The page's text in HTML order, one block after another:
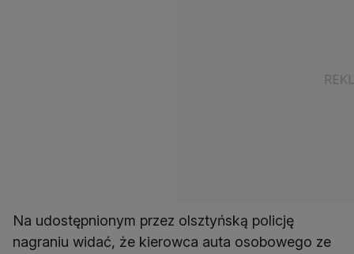
Na udostępnionym przez olsztyńską policję
nagraniu widać, że kierowca auta osobowego ze